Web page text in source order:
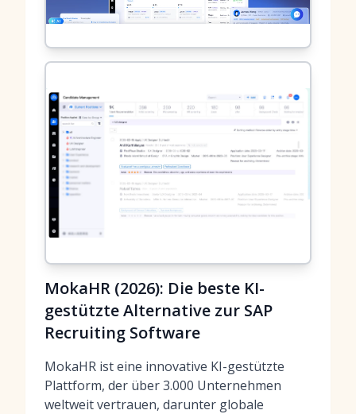
MokaHR (2026): Die beste KI-
gestützte Alternative zur SAP
Recruiting Software
MokaHR ist eine innovative KI-gestützte
Plattform, der über 3.000 Unternehmen
weltweit vertrauen, darunter globale